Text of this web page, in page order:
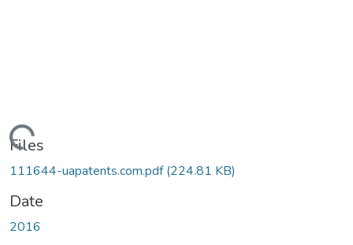
Loading...
Files
111644-uapatents.com.pdf(224.81 KB)
Date
2016